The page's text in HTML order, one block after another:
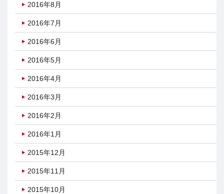
2016年8月
2016年7月
2016年6月
2016年5月
2016年4月
2016年3月
2016年2月
2016年1月
2015年12月
2015年11月
2015年10月